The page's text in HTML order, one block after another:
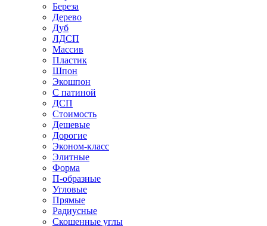
Береза
Дерево
Дуб
ЛДСП
Массив
Пластик
Шпон
Экошпон
С патиной
ДСП
Стоимость
Дешевые
Дорогие
Эконом-класс
Элитные
Форма
П-образные
Угловые
Прямые
Радиусные
Скошенные углы